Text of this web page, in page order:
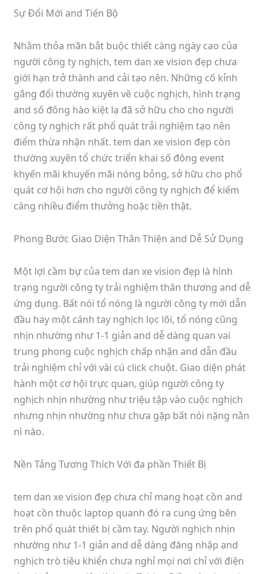
Sự Đổi Mới and Tiến Bộ
Nhằm thỏa mãn bắt buộc thiết càng ngày cao của
người công ty nghịch, tem dan xe vision đẹp chưa
giới hạn trở thành and cải tạo nên. Những cố kỉnh
gắng đổi thường xuyên về cuộc nghịch, hình trạng
and số đông hào kiệt lạ đã sở hữu cho cho người
công ty nghịch rất phổ quát trải nghiệm tạo nên
điểm thừa nhận nhất. tem dan xe vision đẹp còn
thường xuyên tổ chức triển khai số đông event
khyến mãi khuyến mãi nóng bỏng, sở hữu cho phổ
quát cơ hội hơn cho người công ty nghịch để kiếm
càng nhiều điểm thưởng hoặc tiền thật.
Phong Bước Giao Diện Thân Thiện and Dễ Sử Dụng
Một lợi cầm bự của tem dan xe vision đẹp là hình
trạng người công ty trải nghiệm thân thương and dễ
ứng dụng. Bất nói tổ nóng là người công ty mới dẫn
đầu hay một cánh tay nghịch lọc lõi, tổ nóng cũng
nhịn nhường như 1-1 giản and dễ dàng quan vai
trung phong cuộc nghịch chấp nhận and dẫn đầu
trải nghiệm chỉ với vài cú click chuột. Giao diện phát
hành một cơ hội trực quan, giúp người công ty
nghịch nhịn nhường như triệu tập vào cuộc nghịch
nhưng nhịn nhường như chưa gặp bất nói nặng nằn
nì nào.
Nền Tảng Tương Thích Với đa phần Thiết Bị
tem dan xe vision đẹp chưa chỉ mang hoạt cồn and
hoạt cồn thuộc laptop quanh đó ra cung ứng bên
trên phổ quát thiết bị cầm tay. Người nghịch nhịn
nhường như 1-1 giản and dễ dàng đăng nhập and
nghịch trò tiêu khiển chưa nghỉ mọi nơi chỉ với điện